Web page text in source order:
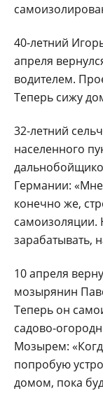
40-летний
апреля
водителем.
Теперь сижу
32-летний
населенного
Германии: «Мне
конечно же,
самоизоляции.
зарабатывать,
10 апреля
мозырянин
Теперь он
садово-
Мозырем:
попробую
домом, пока